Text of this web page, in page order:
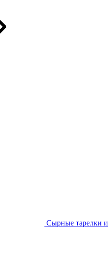
Сырные тарелки и